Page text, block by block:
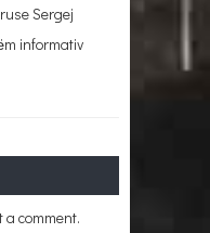
Sergej
informativ
a comment.